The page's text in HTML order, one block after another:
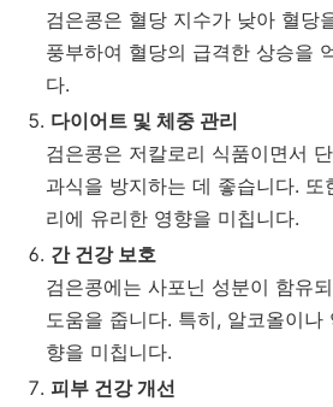
검은콩은 혈당 지수가 낮아 혈당
풍부하여 혈당의 급격한 상승을
다.
다이어트 및 체중 관리
검은콩은 저칼로리 식품이면서
과식을 방지하는 데 좋습니다.
리에 유리한 영향을 미칩니다.
간 건강 보호
검은콩에는 사포닌 성분이 함유
도움을 줍니다. 특히, 알코올이
향을 미칩니다.
피부 건강 개선